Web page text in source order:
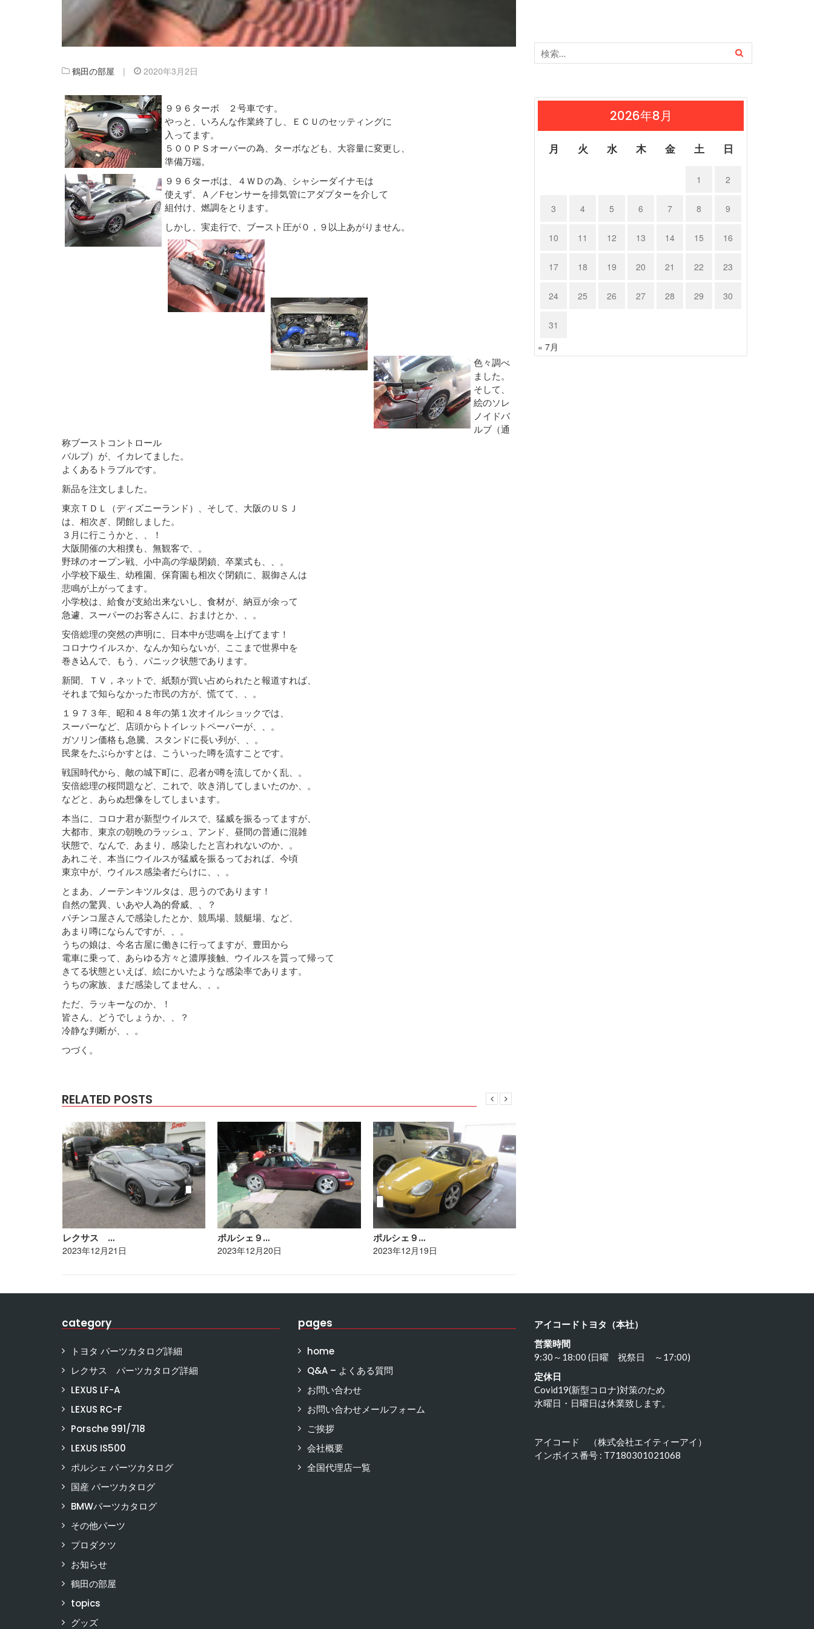
鶴田の部屋 | 2020年3月2日
９９６ターボ ２号車です。
やっと、いろんな作業終了し、ＥＣＵのセッティングに
入ってます。
５００ＰＳオーバーの為、ターボなども、大容量に変更し、
準備万端。
９９６ターボは、４ＷＤの為、シャシーダイナモは
使えず、Ａ／Fセンサーを排気管にアダプターを介して
組付け、燃調をとります。
しかし、実走行で、ブースト圧が０，９以上あがりません。
色々調べ
ました。
そして、
絵のソレ
ノイドバ
ルブ（通
称ブーストコントロール
バルブ）が、イカレてました。
よくあるトラブルです。
新品を注文しました。
東京ＴＤＬ（ディズニーランド）、そして、大阪のＵＳＪ
は、相次ぎ、閉館しました。
３月に行こうかと、、！
大阪開催の大相撲も、無観客で、。
野球のオープン戦、小中高の学級閉鎖、卒業式も、、。
小学校下級生、幼稚園、保育園も相次ぐ閉鎖に、親御さんは
悲鳴が上がってます。
小学校は、給食が支給出来ないし、食材が、納豆が余って
急遽、スーパーのお客さんに、おまけとか、、。
安倍総理の突然の声明に、日本中が悲鳴を上げてます！
コロナウイルスか、なんか知らないが、ここまで世界中を
巻き込んで、もう、パニック状態であります。
新聞、ＴＶ，ネットで、紙類が買い占められたと報道すれば、
それまで知らなかった市民の方が、慌てて、、。
１９７３年、昭和４８年の第１次オイルショックでは、
スーパーなど、店頭からトイレットペーパーが、、。
ガソリン価格も,急騰、スタンドに長い列が、、。
民衆をたぶらかすとは、こういった噂を流すことです。
戦国時代から、敵の城下町に、忍者が噂を流してかく乱、。
安倍総理の桜問題など、これで、吹き消してしまいたのか、。
などと、あらぬ想像をしてしまいます。
本当に、コロナ君が新型ウイルスで、猛威を振るってますが、
大都市、東京の朝晩のラッシュ、アンド、昼間の普通に混雑
状態で、なんで、あまり、感染したと言われないのか、。
あれこそ、本当にウイルスが猛威を振るっておれば、今頃
東京中が、ウイルス感染者だらけに、、。
とまあ、ノーテンキツルタは、思うのであります！
自然の驚異、いあや人為的脅威、、？
パチンコ屋さんで感染したとか、競馬場、競艇場、など、
あまり噂にならんですが、、。
うちの娘は、今名古屋に働きに行ってますが、豊田から
電車に乗って、あらゆる方々と濃厚接触、ウイルスを貰って帰って
きてる状態といえば、絵にかいたような感染率であります。
うちの家族、まだ感染してません、、。
ただ、ラッキーなのか、！
皆さん、どうでしょうか、、？
冷静な判断が、、。
つづく。
RELATED POSTS
レクサス …
2023年12月21日
ポルシェ９…
2023年12月20日
ポルシェ９…
2023年12月19日
2026年8月
月 火 水 木 金 土 日
1 2
3 4 5 6 7 8 9
10 11 12 13 14 15 16
17 18 19 20 21 22 23
24 25 26 27 28 29 30
31
« 7月
category
トヨタ パーツカタログ詳細
レクサス パーツカタログ詳細
LEXUS LF-A
LEXUS RC-F
Porsche 991/718
LEXUS IS500
ポルシェ パーツカタログ
国産 パーツカタログ
BMWパーツカタログ
その他パーツ
プロダクツ
お知らせ
鶴田の部屋
topics
グッズ
pages
home
Q&A – よくある質問
お問い合わせ
お問い合わせメールフォーム
ご挨拶
会社概要
全国代理店一覧
アイコードトヨタ（本社）
営業時間
9:30～18:00 (日曜 祝祭日 ～17:00)
定休日
Covid19(新型コロナ)対策のため
水曜日・日曜日は休業致します。
アイコード （株式会社エイティーアイ）
インボイス番号 : T7180301021068